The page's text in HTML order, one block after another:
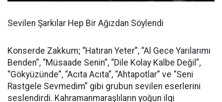
Sevilen Şarkılar Hep Bir Ağızdan Söylendi
Konserde Zakkum; “Hatıran Yeter”, “Al Gece Yarılarımı
Benden”, “Müsaade Senin”, “Dile Kolay Kalbe Değil”,
“Gökyüzünde”, “Acıta Acıta”, “Ahtapotlar” ve “Seni
Rastgele Sevmedim” gibi grubun sevilen eserlerini
seslendirdi. Kahramanmaraşlıların yoğun ilgi